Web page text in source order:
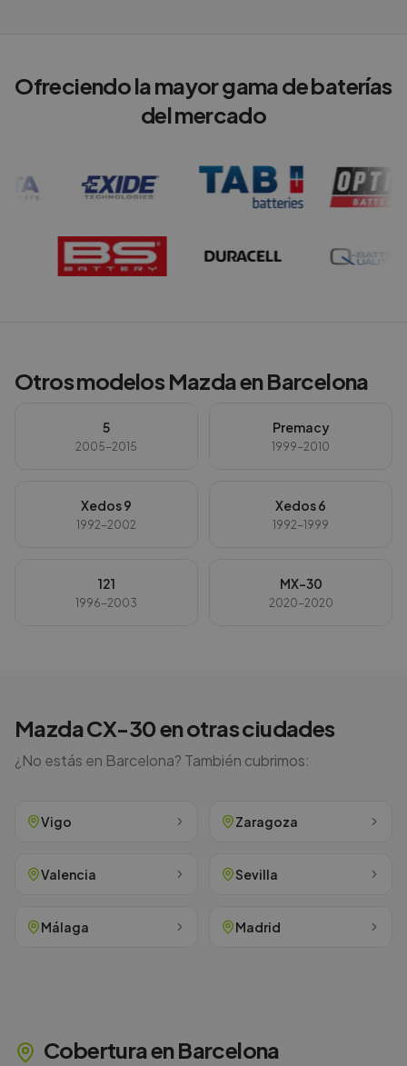
Ofreciendo la mayor gama de baterías
del mercado
Otros modelosMazdaenBarcelona
5
2005-2015
Premacy
1999-2010
Xedos 9
1992-2002
Xedos 6
1992-1999
121
1996-2003
MX-30
2020-2020
MazdaCX-30en otras ciudades
¿No estás en Barcelona? También cubrimos:
Vigo Zaragoza
Valencia Sevilla
Málaga Madrid
Cobertura enBarcelona